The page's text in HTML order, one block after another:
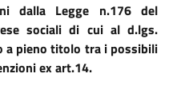
dalla Legge n.176 del
sociali di cui al d.lgs.
pieno titolo tra i possibili
ex art.14.